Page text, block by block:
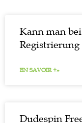
Kann man
EN SAVOIR +»
Dudespin